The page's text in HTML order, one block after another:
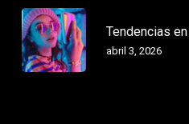
Tendencias
abril 3, 2026